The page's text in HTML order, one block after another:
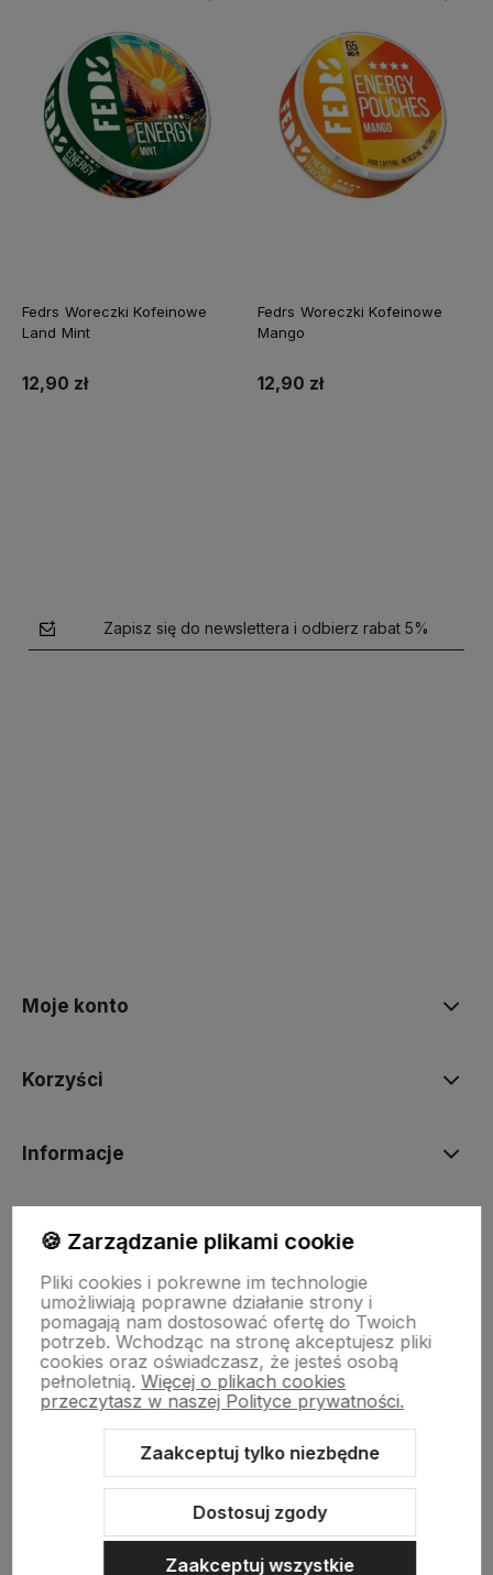
Fedrs Woreczki Kofeinowe
Land Mint
12,90 zł
Fedrs Woreczki Kofeinowe
Mango
12,90 zł
Zapisz się do newslettera i odbierz rabat 5%
Moje konto
Korzyści
Informacje
BORN2VAPE.PL
Born To Vape|| Różana 2, 21-025 Niemce woj. lubelskie
NIP: 7141861133 || E:kontakt@born2vape.plT:665 744 477
by szoperski.pl
🍪 Zarządzanie plikami cookie
Pliki cookies i pokrewne im technologie
umożliwiają poprawne działanie strony i
pomagają nam dostosować ofertę do Twoich
potrzeb. Wchodząc na stronę akceptujesz pliki
cookies oraz oświadczasz, że jesteś osobą
pełnoletnią. Więcej o plikach cookies
przeczytasz w naszej Polityce prywatności.
Zaakceptuj tylko niezbędne
Dostosuj zgody
Zaakceptuj wszystkie